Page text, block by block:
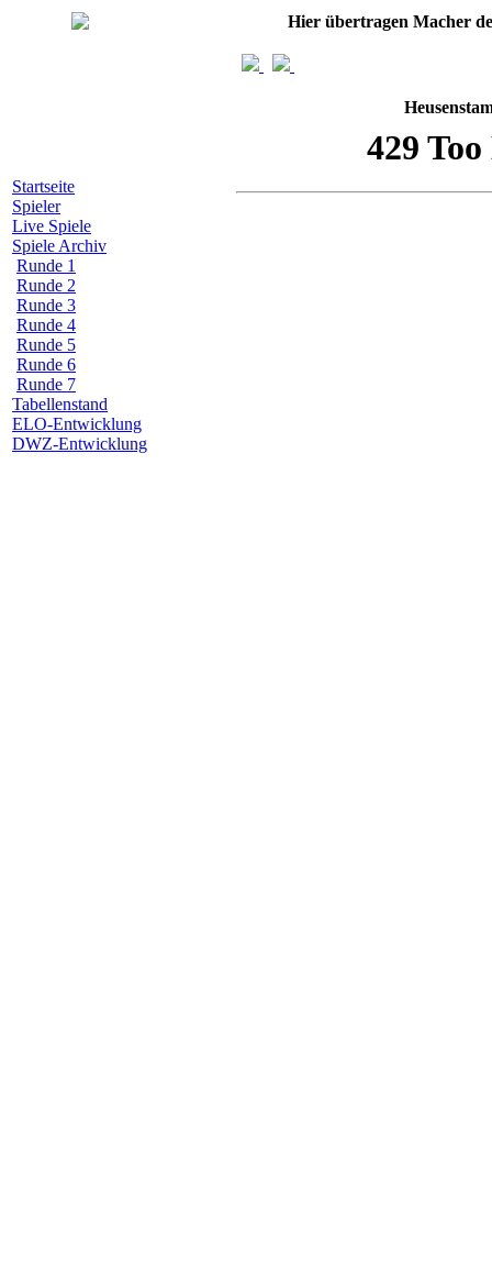
Startseite
Spieler
Live Spiele
Spiele Archiv
Runde 1
Runde 2
Runde 3
Runde 4
Runde 5
Runde 6
Runde 7
Tabellenstand
ELO-Entwicklung
DWZ-Entwicklung
Hier übertragen Macher